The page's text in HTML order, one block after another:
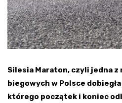
Silesia Maraton, czyli jedna
biegowych w Polsce
którego początek i koniec